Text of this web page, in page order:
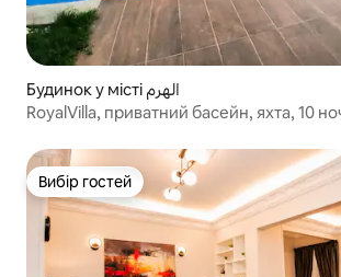
Будинок у місті الهرم
RoyalVilla, приватний басейн, яхта, 10
Вибір гостей
Вибір гостей